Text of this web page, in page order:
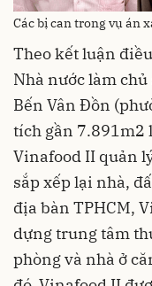
Các bị can trong vụ án
Theo kết luận
Nhà nước làm
Bến Vân Đồn
tích gần 7.891m2
Vinafood II quản
sắp xếp lại nhà,
địa bàn TPHCM,
dựng trung tâm
phòng và nhà ở